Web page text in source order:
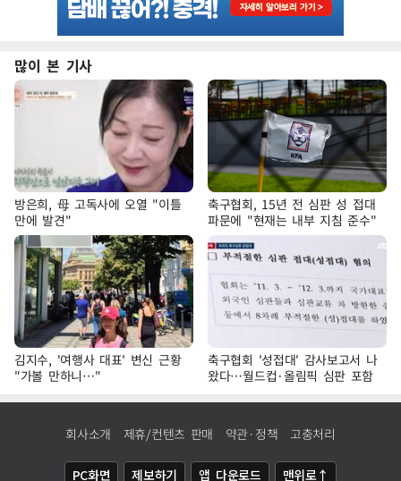
많이 본 기사
방은희, 母 고독사에 오열 "이틀
만에 발견"
축구협회, 15년 전 심판 성 접대
파문에 "현재는 내부 지침 준수"
김지수, '여행사 대표' 변신 근황
"가볼 만하니…"
축구협회 '성접대' 감사보고서 나
왔다…월드컵·올림픽 심판 포함
회사소개 제휴/컨텐츠 판매 약관·정책 고충처리
PC화면 제보하기 앱 다운로드 맨위로↑